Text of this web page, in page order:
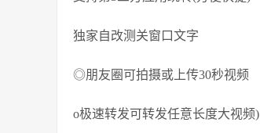
独家自改测关窗口文字
◎朋友圈可拍摄或上传30秒视频
o极速转发可转发任意长度大视频)